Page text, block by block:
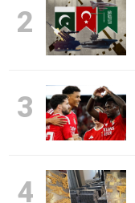
2
3
4